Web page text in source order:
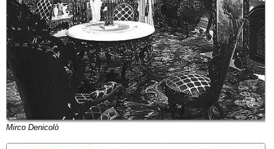
Mirco Denicolò